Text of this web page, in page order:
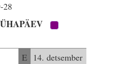
28
E 14. detsember